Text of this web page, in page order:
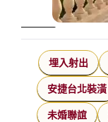
埋入射出
安捷台北裝潢
未婚聯誼